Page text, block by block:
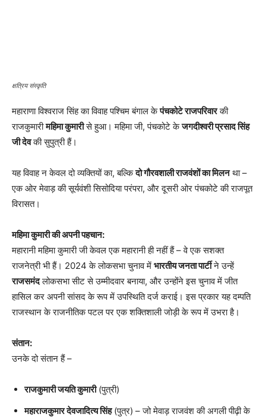
क्षत्रिय संस्कृति
महाराणा विश्वराज सिंह का विवाह पश्चिम बंगाल केपंचकोटे राजपरिवारकी
राजकुमारीमहिमा कुमारीसे हुआ। महिमा जी, पंचकोटे केजगदीश्वरी प्रसाद सिंह
जी देवकी सुपुत्री हैं।
यह विवाह न केवल दो व्यक्तियों का, बल्किदो गौरवशाली राजवंशों का मिलनथा –
एक ओर मेवाड़ की सूर्यवंशी सिसोदिया परंपरा, और दूसरी ओर पंचकोटे की राजपूत
विरासत।
महिमा कुमारी की अपनी पहचान:
महारानी महिमा कुमारी जी केवल एक महारानी ही नहीं हैं – वे एक सशक्त
राजनेत्री भी हैं। 2024 के लोकसभा चुनाव में भारतीय जनता पार्टीने उन्हें
राजसमंदलोकसभा सीट से उम्मीदवार बनाया, और उन्होंने इस चुनाव में जीत
हासिल कर अपनी सांसद के रूप में उपस्थिति दर्ज कराई। इस प्रकार यह दम्पति
राजस्थान के राजनीतिक पटल पर एक शक्तिशाली जोड़ी के रूप में उभरा है।
संतान:
उनके दो संतान हैं –
राजकुमारी जयति कुमारी(पुत्री)
महाराजकुमार देवजादित्य सिंह(पुत्र) – जो मेवाड़ राजवंश की अगली पीढ़ी के